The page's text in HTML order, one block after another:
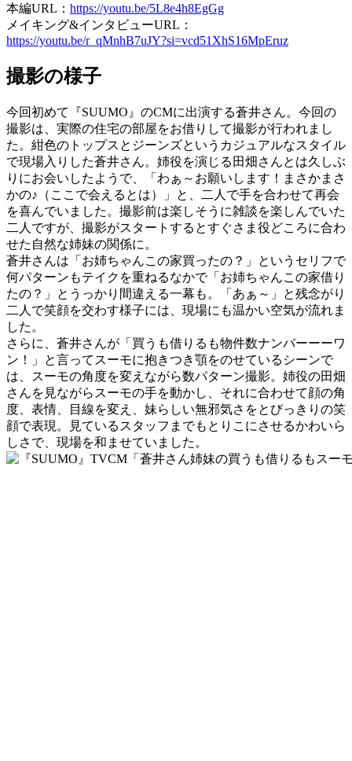
本編URL： https://youtu.be/5L8e4h8EgGg
メイキング&インタビューURL：
https://youtu.be/r_qMnhB7uJY?si=vcd51XhS16MpEruz
撮影の様子
今回初めて『SUUMO』のCMに出演する蒼井さん。今回の
撮影は、実際の住宅の部屋をお借りして撮影が行われまし
た。紺色のトップスとジーンズというカジュアルなスタイル
で現場入りした蒼井さん。姉役を演じる田畑さんとは久しぶ
りにお会いしたようで、「わぁ～お願いします！まさかまさ
かの♪（ここで会えるとは）」と、二人で手を合わせて再会
を喜んでいました。撮影前は楽しそうに雑談を楽しんでいた
二人ですが、撮影がスタートするとすぐさま役どころに合わ
せた自然な姉妹の関係に。
蒼井さんは「お姉ちゃんこの家買ったの？」というセリフで
何パターンもテイクを重ねるなかで「お姉ちゃんこの家借り
たの？」とうっかり間違える一幕も。「あぁ～」と残念がり
二人で笑顔を交わす様子には、現場にも温かい空気が流れま
した。
さらに、蒼井さんが「買うも借りるも物件数ナンバーーーワ
ン！」と言ってスーモに抱きつき顎をのせているシーンで
は、スーモの角度を変えながら数パターン撮影。姉役の田畑
さんを見ながらスーモの手を動かし、それに合わせて顔の角
度、表情、目線を変え、妹らしい無邪気さをとびっきりの笑
顔で表現。見ているスタッフまでもとりこにさせるかわいら
しさで、現場を和ませていました。